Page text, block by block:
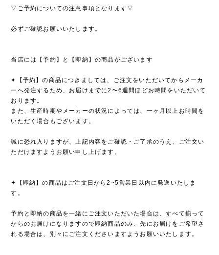
▽ご予約についての注意事項となります▽
必ずご確認お願いいたします。
当店には【予約】と【即納】の商品がございます
✦【予約】の商品につきましては、ご注文をいただいてからメーカ
ーへ発注するため、お届けまでに2〜6週間ほどお時間をいただいて
おります。
また、生産時期やメーカーの状況によっては、一ヶ月以上お時間を
いただく場合もございます。
誠に恐れ入りますが、上記内容をご確認・ご了承のうえ、ご注文い
ただけますようお願い申し上げます。
✦【即納】の商品はご注文日から2~5営業日以内に発送いたしま
す。
予約と即納の商品を一緒にご注文いただいた場合は、すべて揃って
からのお届けになりますので即納商品のみ、先にお届けをご希望さ
れる場合は、別々にご注文くださいますようお願いいたします。